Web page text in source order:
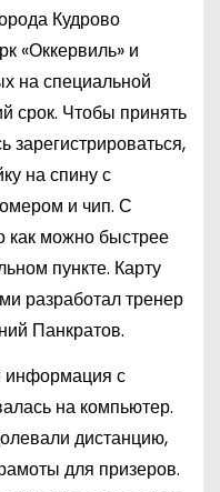
Кудрово
«Оккервиль» и
на специальной
срок. Чтобы принять
зарегистрироваться,
на спину с
и чип. С
можно быстрее
пункте. Карту
разработал тренер
Панкратов.
информация с
на компьютер.
дистанцию,
для призеров.